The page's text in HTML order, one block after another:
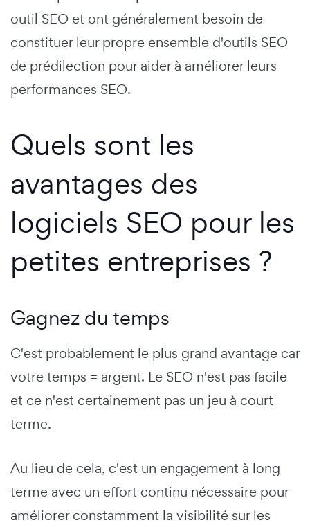
outil SEO et ont généralement besoin de
constituer leur propre ensemble d'outils SEO
de prédilection pour aider à améliorer leurs
performances SEO.
Quels sont les
avantages des
logiciels SEO pour les
petites entreprises ?
Gagnez du temps
C'est probablement le plus grand avantage car
votre temps = argent. Le SEO n'est pas facile
et ce n'est certainement pas un jeu à court
terme.
Au lieu de cela, c'est un engagement à long
terme avec un effort continu nécessaire pour
améliorer constamment la visibilité sur les